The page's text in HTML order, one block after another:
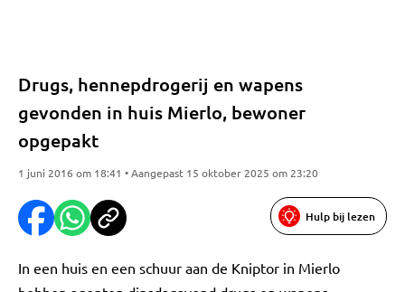
Drugs, hennepdrogerij en wapens
gevonden in huis Mierlo, bewoner
opgepakt
1 juni 2016 om 18:41 • Aangepast 15 oktober 2025 om 23:20
Hulp bij lezen
In een huis en een schuur aan de Kniptor in Mierlo